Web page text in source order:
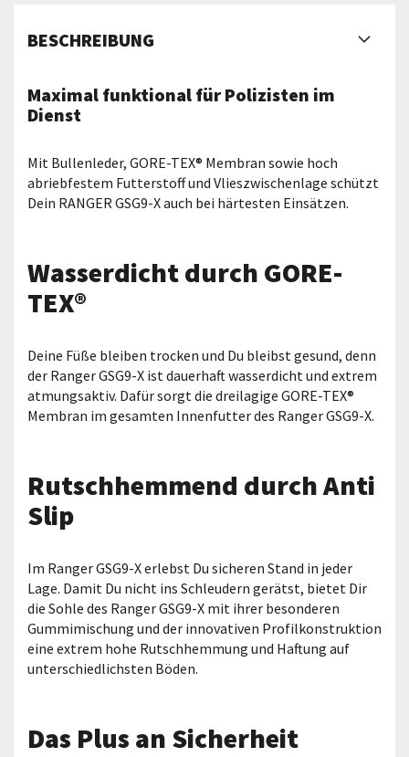
BESCHREIBUNG
Maximal funktional für Polizisten im
Dienst
Mit Bullenleder, GORE-TEX® Membran sowie hoch
abriebfestem Futterstoff und Vlieszwischenlage schützt
Dein RANGER GSG9-X auch bei härtesten Einsätzen.
Wasserdicht durch GORE-
TEX®
Deine Füße bleiben trocken und Du bleibst gesund, denn
der Ranger GSG9-X ist dauerhaft wasserdicht und extrem
atmungsaktiv. Dafür sorgt die dreilagige GORE-TEX®
Membran im gesamten Innenfutter des Ranger GSG9-X.
Rutschhemmend durch Anti
Slip
Im Ranger GSG9-X erlebst Du sicheren Stand in jeder
Lage. Damit Du nicht ins Schleudern gerätst, bietet Dir
die Sohle des Ranger GSG9-X mit ihrer besonderen
Gummimischung und der innovativen Profilkonstruktion
eine extrem hohe Rutschhemmung und Haftung auf
unterschiedlichsten Böden.
Das Plus an Sicherheit